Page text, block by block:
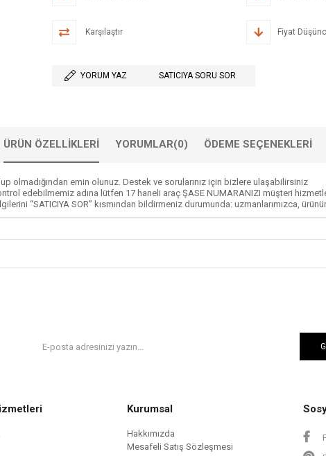
Karşılaştır Fiyat
YORUM YAZ SATICIYA SORU SOR
ÜRÜN ÖZELLIKLERI YORUMLAR(0) ÖDEME SEÇENEKLERI
olmadığından emin olunuz. Destek ve sorularınız için bizlere ulaşabilirsiniz
edebilmemiz adına lütfen 17 haneli araç ŞASE NUMARANIZI müşteri
“SATICIYA SOR” kısmından bildirmeniz durumunda: uzmanlarımızca,
Kurumsal
Hakkımızda
Mesafeli Satış Sözleşmesi